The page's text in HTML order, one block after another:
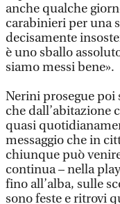
anche qualche
carabinieri per una
decisamente
è uno sballo
siamo messi bene».
Nerini prosegue
che dall’abitazione
quasi
messaggio che in
chiunque può
continua – nella
fino all’alba, sulle
sono feste e ritrovi